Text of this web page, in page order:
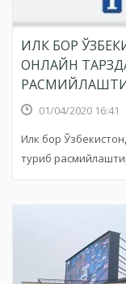
ИЛК БОР
ОНЛАЙН
01/04/2020 16:41
Илк бор
туриб